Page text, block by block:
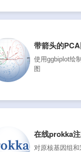
带箭头的
使用ggbiplot绘
图
在线prokka
对原核基因组